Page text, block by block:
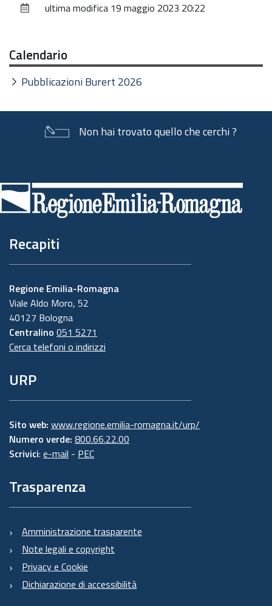
documentoultima modifica 19 maggio 2023 20:22
Calendario
Pubblicazioni Burert 2026
Non hai trovato quello che cerchi ?
di
pagina
Recapiti
Regione Emilia-Romagna
Viale Aldo Moro, 52
40127 Bologna
Centralino 051 5271
Cerca telefoni o indirizzi
URP
Sito web: www.regione.emilia-romagna.it/urp/
Numero verde: 800.66.22.00
Scrivici: e-mail - PEC
Trasparenza
Amministrazione trasparente
Note legali e copyright
Privacy e Cookie
Dichiarazione di accessibilità